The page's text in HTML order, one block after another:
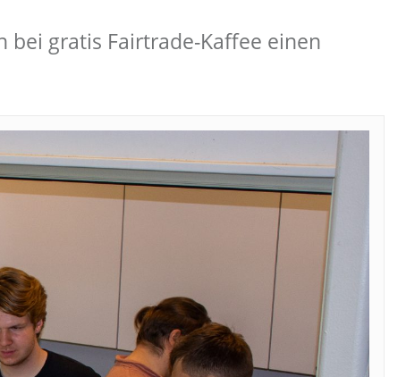
bei gratis Fairtrade-Kaffee einen